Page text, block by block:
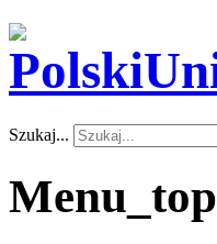
Szukaj...
Menu_top